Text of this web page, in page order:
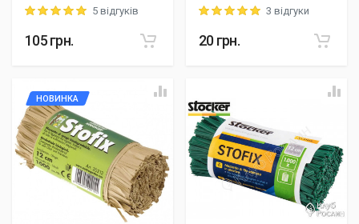
Rating: 5 out of 55 відгуків
105грн.
Rating: 5 out of 53 відгуки
20 грн.
НОВИНКА